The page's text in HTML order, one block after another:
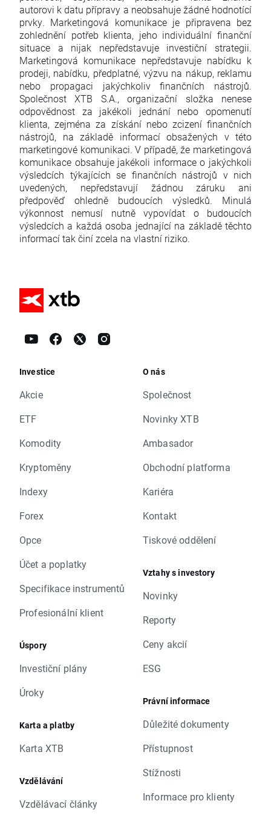
autorovi k datu přípravy a neobsahuje žádné hodnotící
prvky. Marketingová komunikace je připravena bez
zohlednění potřeb klienta, jeho individuální finanční
situace a nijak nepředstavuje investiční strategii.
Marketingová komunikace nepředstavuje nabídku k
prodeji, nabídku, předplatné, výzvu na nákup, reklamu
nebo propagaci jakýchkoliv finančních nástrojů.
Společnost XTB S.A., organizační složka nenese
odpovědnost za jakékoli jednání nebo opomenutí
klienta, zejména za získání nebo zcizení finančních
nástrojů, na základě informací obsažených v této
marketingové komunikaci. V případě, že marketingová
komunikace obsahuje jakékoli informace o jakýchkoli
výsledcích týkajících se finančních nástrojů v nich
uvedených, nepředstavují žádnou záruku ani
předpověď ohledně budoucích výsledků. Minulá
výkonnost nemusí nutně vypovídat o budoucích
výsledcích a každá osoba jednající na základě těchto
informací tak činí zcela na vlastní riziko.
Investice
Akcie
ETF
Komodity
Kryptoměny
Indexy
Forex
Opce
Účet a poplatky
Specifikace instrumentů
Profesionální klient
Úspory
Investiční plány
Úroky
Karta a platby
Karta XTB
Vzdělávání
Vzdělávací články
O nás
Společnost
Novinky XTB
Ambasador
Obchodní platforma
Kariéra
Kontakt
Tiskové oddělení
Vztahy s investory
Novinky
Reporty
Ceny akcií
ESG
Právní informace
Důležité dokumenty
Přístupnost
Stížnosti
Informace pro klienty